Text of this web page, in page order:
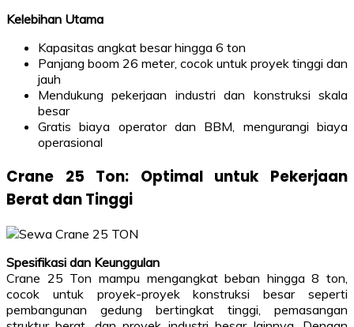
Kelebihan Utama
Kapasitas angkat besar hingga 6 ton
Panjang boom 26 meter, cocok untuk proyek tinggi dan
jauh
Mendukung pekerjaan industri dan konstruksi skala
besar
Gratis biaya operator dan BBM, mengurangi biaya
operasional
Crane 25 Ton: Optimal untuk Pekerjaan
Berat dan Tinggi
Spesifikasi dan Keunggulan
Crane 25 Ton mampu mengangkat beban hingga 8 ton,
cocok untuk proyek-proyek konstruksi besar seperti
pembangunan gedung bertingkat tinggi, pemasangan